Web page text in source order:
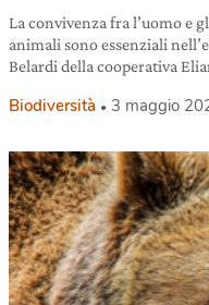
La convivenza fra l’uomo e
animali sono essenziali
Belardi della cooperativa
Biodiversità 3 maggio